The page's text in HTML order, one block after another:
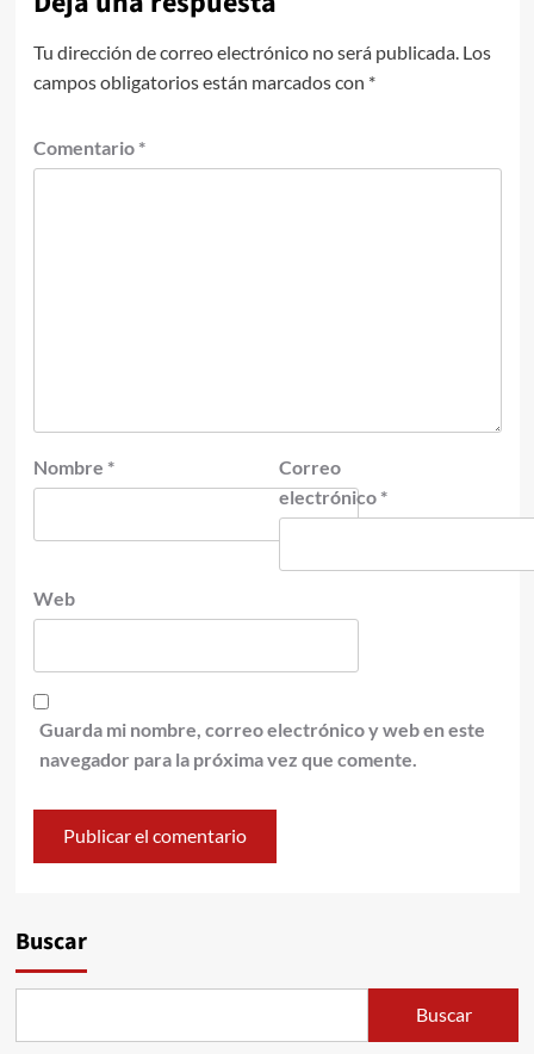
Tu dirección de correo electrónico no será publicada. Los
campos obligatorios están marcados con *
Comentario *
Nombre *
Correo
electrónico *
Web
Guarda mi nombre, correo electrónico y web en este
navegador para la próxima vez que comente.
Buscar
Buscar